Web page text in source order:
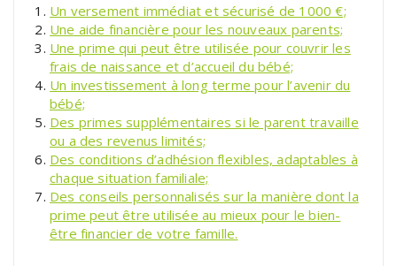
Un versement immédiat et sécurisé de 1000 €;
Une aide financière pour les nouveaux parents;
Une prime qui peut être utilisée pour couvrir les
frais de naissance et d’accueil du bébé;
Un investissement à long terme pour l’avenir du
bébé;
Des primes supplémentaires si le parent travaille
ou a des revenus limités;
Des conditions d’adhésion flexibles, adaptables à
chaque situation familiale;
Des conseils personnalisés sur la manière dont la
prime peut être utilisée au mieux pour le bien-
être financier de votre famille.